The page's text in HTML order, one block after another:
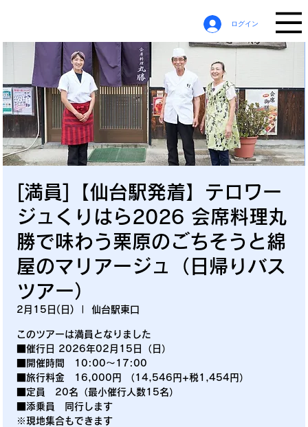
ログイン
[満員]【仙台駅発着】テロワー
ジュくりはら2026 会席料理丸
勝で味わう栗原のごちそうと綿
屋のマリアージュ（日帰りバス
ツアー）
2月15日(日)
  |
仙台駅東口
このツアーは満員となりました
■催行日 2026年02月15日（日）
■開催時間 10:00～17:00
■旅行料金 16,000円 （14,546円+税1,454円）
■定員 20名（最小催行人数15名）
■添乗員 同行します
※現地集合もできます